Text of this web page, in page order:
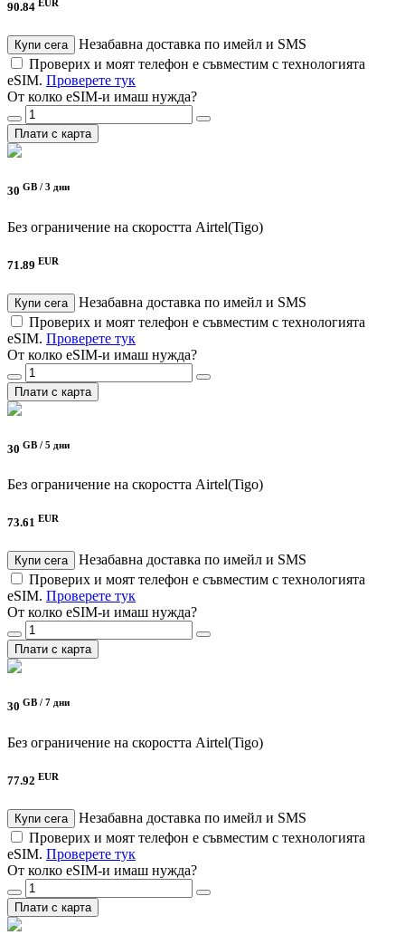
90.84 EUR
Купи сега
Незабавна доставка по имейл и SMS
Проверих и моят телефон е съвместим с технологията
eSIM. Проверете тук
От колко eSIM-и имаш нужда?
Плати с карта
30 GB / 3 дни
Без ограничение на скоростта Airtel(Tigo)
71.89 EUR
Купи сега
Незабавна доставка по имейл и SMS
Проверих и моят телефон е съвместим с технологията
eSIM. Проверете тук
От колко eSIM-и имаш нужда?
Плати с карта
30 GB / 5 дни
Без ограничение на скоростта Airtel(Tigo)
73.61 EUR
Купи сега
Незабавна доставка по имейл и SMS
Проверих и моят телефон е съвместим с технологията
eSIM. Проверете тук
От колко eSIM-и имаш нужда?
Плати с карта
30 GB / 7 дни
Без ограничение на скоростта Airtel(Tigo)
77.92 EUR
Купи сега
Незабавна доставка по имейл и SMS
Проверих и моят телефон е съвместим с технологията
eSIM. Проверете тук
От колко eSIM-и имаш нужда?
Плати с карта